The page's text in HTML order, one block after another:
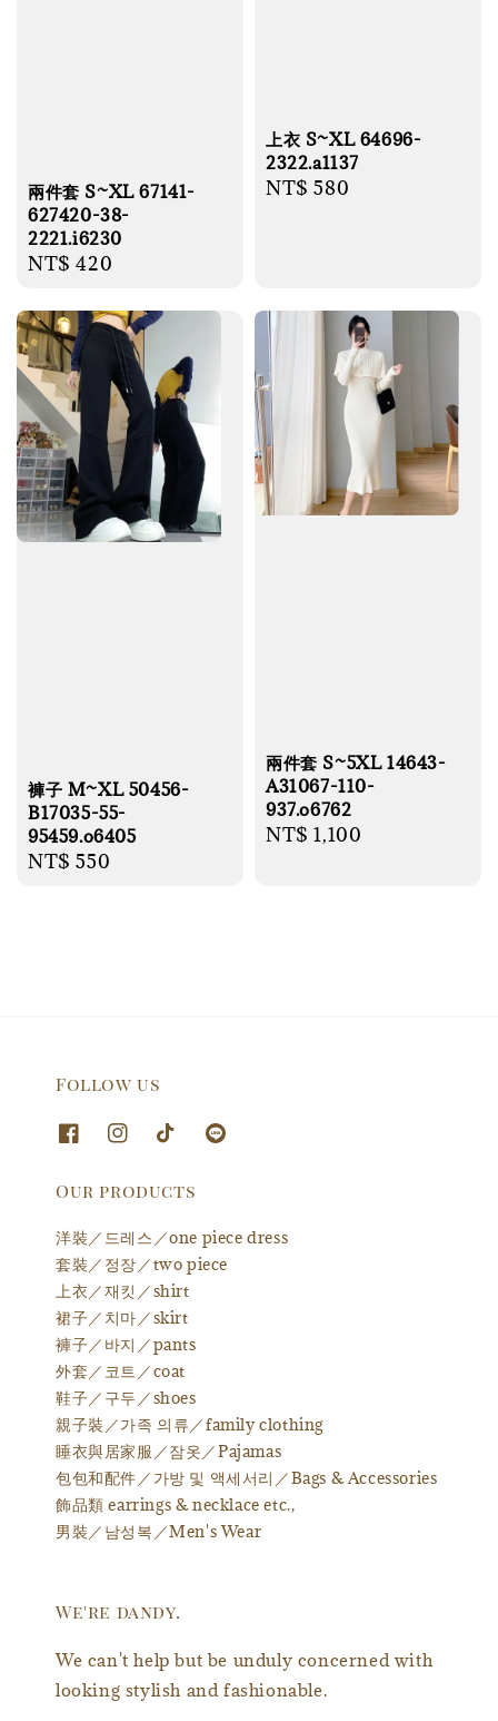
兩件套 S~XL 67141-
627420-38-
2221.i6230
Regular
NT$ 420
上衣 S~XL 64696-
2322.a1137
Regular
NT$ 580
褲子 M~XL 50456-
B17035-55-
95459.o6405
Regular
NT$ 550
兩件套 S~5XL 14643-
A31067-110-
937.o6762
Regular
NT$ 1,100
Follow us
Our products
洋裝／드레스／one piece dress
套裝／정장／two piece
上衣／재킷／shirt
裙子／치마／skirt
褲子／바지／pants
外套／코트／coat
鞋子／구두／shoes
親子裝／가족 의류／family clothing
睡衣與居家服／잠옷／Pajamas
包包和配件／가방 및 액세서리／Bags & Accessories
飾品類 earrings & necklace etc.,
男裝／남성복／Men's Wear
We're dandy.
We can't help but be unduly concerned with
looking stylish and fashionable.